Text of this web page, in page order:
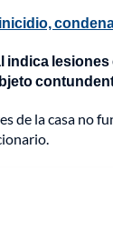
de la casa no